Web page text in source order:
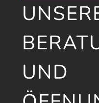
UND